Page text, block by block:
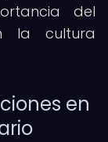
del
la cultura
en